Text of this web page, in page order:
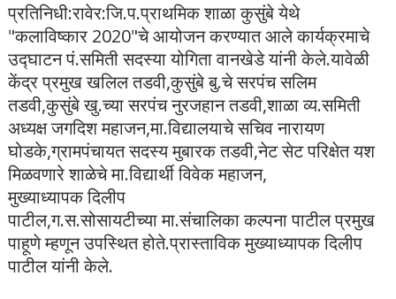
प्रतिनिधी:रावेर:जि.प.प्राथमिक शाळा कुसुंबे येथे
"कलाविष्कार 2020"चे आयोजन करण्यात आले कार्यक्रमाचे
उद्घाटन पं.समिती सदस्या योगिता वानखेडे यांनी केले.यावेळी
केंद्र प्रमुख खलिल तडवी,कुसुंबे बु.चे सरपंच सलिम
तडवी,कुसुंबे खु.च्या सरपंच नुरजहान तडवी,शाळा व्य.समिती
अध्यक्ष जगदिश महाजन,मा.विद्यालयाचे सचिव नारायण
घोडके,ग्रामपंचायत सदस्य मुबारक तडवी,नेट सेट परिक्षेत यश
मिळवणारे शाळेचे मा.विद्यार्थी विवेक महाजन,
मुख्याध्यापक दिलीप
पाटील,ग.स.सोसायटीच्या मा.संचालिका कल्पना पाटील प्रमुख
पाहूणे म्हणून उपस्थित होते.प्रास्ताविक मुख्याध्यापक दिलीप
पाटील यांनी केले.